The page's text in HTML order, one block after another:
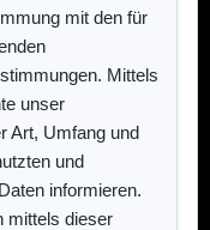
mit den für
Mittels
unser
Art, Umfang und
und
informieren.
mittels dieser